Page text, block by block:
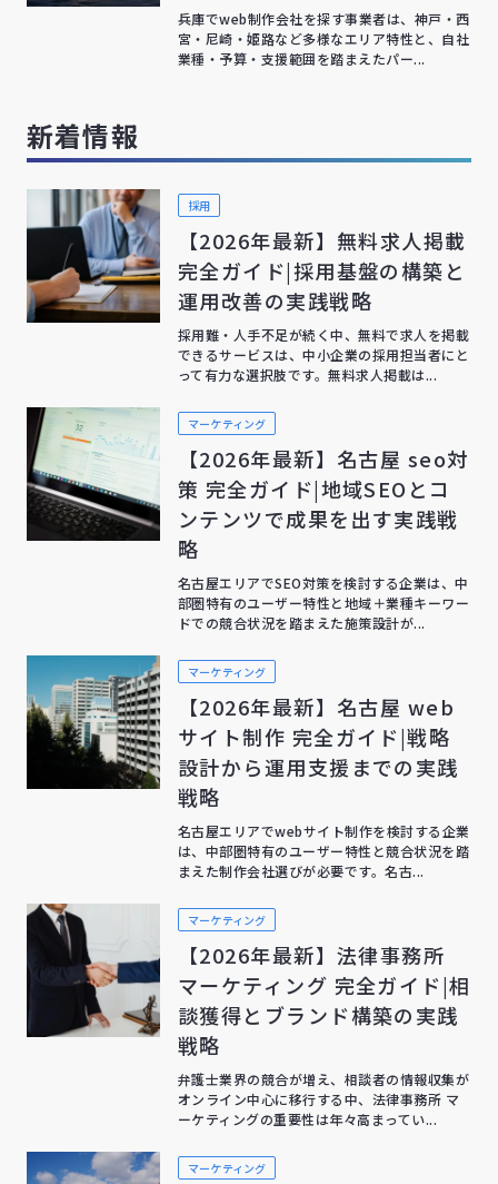
兵庫でweb制作会社を探す事業者は、神戸・西
宮・尼崎・姫路など多様なエリア特性と、自社
業種・予算・支援範囲を踏まえたパー...
新着情報
採用
【2026年最新】無料求人掲載
完全ガイド|採用基盤の構築と
運用改善の実践戦略
採用難・人手不足が続く中、無料で求人を掲載
できるサービスは、中小企業の採用担当者にと
って有力な選択肢です。無料求人掲載は...
マーケティング
【2026年最新】名古屋 seo対
策 完全ガイド|地域SEOとコ
ンテンツで成果を出す実践戦
略
名古屋エリアでSEO対策を検討する企業は、中
部圏特有のユーザー特性と地域＋業種キーワー
ドでの競合状況を踏まえた施策設計が...
マーケティング
【2026年最新】名古屋 web
サイト制作 完全ガイド|戦略
設計から運用支援までの実践
戦略
名古屋エリアでwebサイト制作を検討する企業
は、中部圏特有のユーザー特性と競合状況を踏
まえた制作会社選びが必要です。名古...
マーケティング
【2026年最新】法律事務所
マーケティング 完全ガイド|相
談獲得とブランド構築の実践
戦略
弁護士業界の競合が増え、相談者の情報収集が
オンライン中心に移行する中、法律事務所 マ
ーケティングの重要性は年々高まってい...
マーケティング